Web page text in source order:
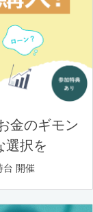
金のギモン
選択を
台 開催